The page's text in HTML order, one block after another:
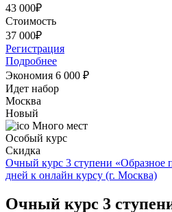
43 000₽
Стоимость
37 000₽
Регистрация
Подробнее
Экономия 6 000 ₽
Идет набор
Москва
Новый
Много мест
Особый курс
Скидка
Очный курс 3 ступени «Образное
дней к онлайн курсу (г. Москва)
Очный курс 3